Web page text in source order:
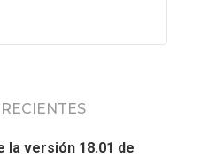
la versión 18.01 de